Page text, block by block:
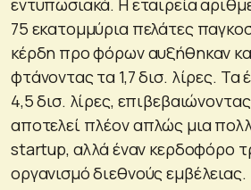
75 εκατομμύρια πελάτες
κέρδη προ φόρων αυξήθηκαν
φτάνοντας τα 1,7 δισ. λίρες.
4,5 δισ. λίρες,
αποτελεί πλέον απλώς μια
startup, αλλά έναν κερδοφόρο
οργανισμό διεθνούς εμβέλειας.